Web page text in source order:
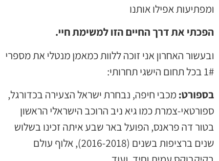
אפילו אותנו
את דרך החיים הזו למשימת חיי.
האחרון אני זוכה ללוות כמאמן מנטלי את מספרי
תחרותי:
מכבי חיפה, נבחרת ישראל הצעירה בכדורגל,
צמרת כמו גיא ניב הרוכב הישראלי הראשון
דה פראנס, הפועל באר שבע איתה זכינו בשלוש
שנים ברציפות בשנים (2016-2018), אלוף עולם